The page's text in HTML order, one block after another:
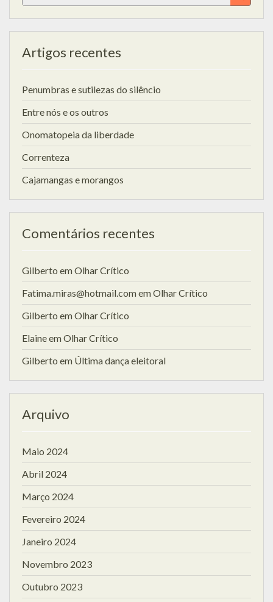
for:
Artigos recentes
Penumbras e sutilezas do silêncio
Entre nós e os outros
Onomatopeia da liberdade
Correnteza
Cajamangas e morangos
Comentários recentes
Gilberto emOlhar Crítico
Fatima.miras@hotmail.comemOlhar Crítico
Gilberto emOlhar Crítico
ElaineemOlhar Crítico
Gilberto em Última dança eleitoral
Arquivo
Maio 2024
Abril 2024
Março 2024
Fevereiro 2024
Janeiro 2024
Novembro 2023
Outubro 2023